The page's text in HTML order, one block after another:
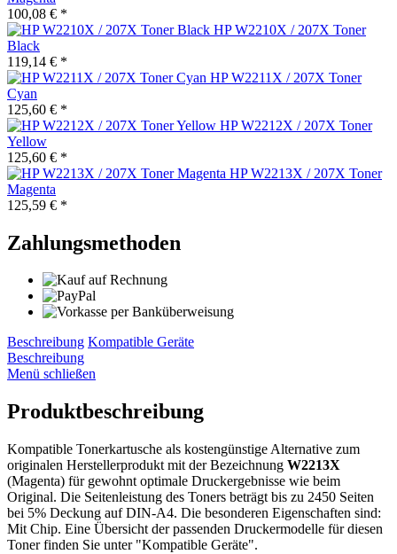
100,08 € *
HP W2210X / 207X Toner
Black
119,14 € *
HP W2211X / 207X Toner
Cyan
125,60 € *
HP W2212X / 207X Toner
Yellow
125,60 € *
HP W2213X / 207X Toner
Magenta
125,59 € *
Zahlungsmethoden
Beschreibung Kompatible Geräte
Beschreibung
Menü schließen
Produktbeschreibung
Kompatible Tonerkartusche als kostengünstige Alternative zum
originalen Herstellerprodukt mit der Bezeichnung W2213X
(Magenta) für gewohnt optimale Druckergebnisse wie beim
Original. Die Seitenleistung des Toners beträgt bis zu 2450 Seiten
bei 5% Deckung auf DIN-A4. Die besonderen Eigenschaften sind:
Mit Chip. Eine Übersicht der passenden Druckermodelle für diesen
Toner finden Sie unter "Kompatible Geräte".